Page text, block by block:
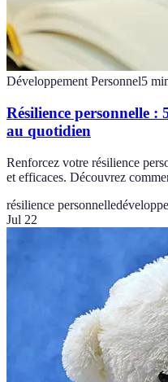
Développement Personnel5
Résilience personnelle
au quotidien
Renforcez votre résilience
et efficaces. Découvrez
résilience personnelle
Jul 22